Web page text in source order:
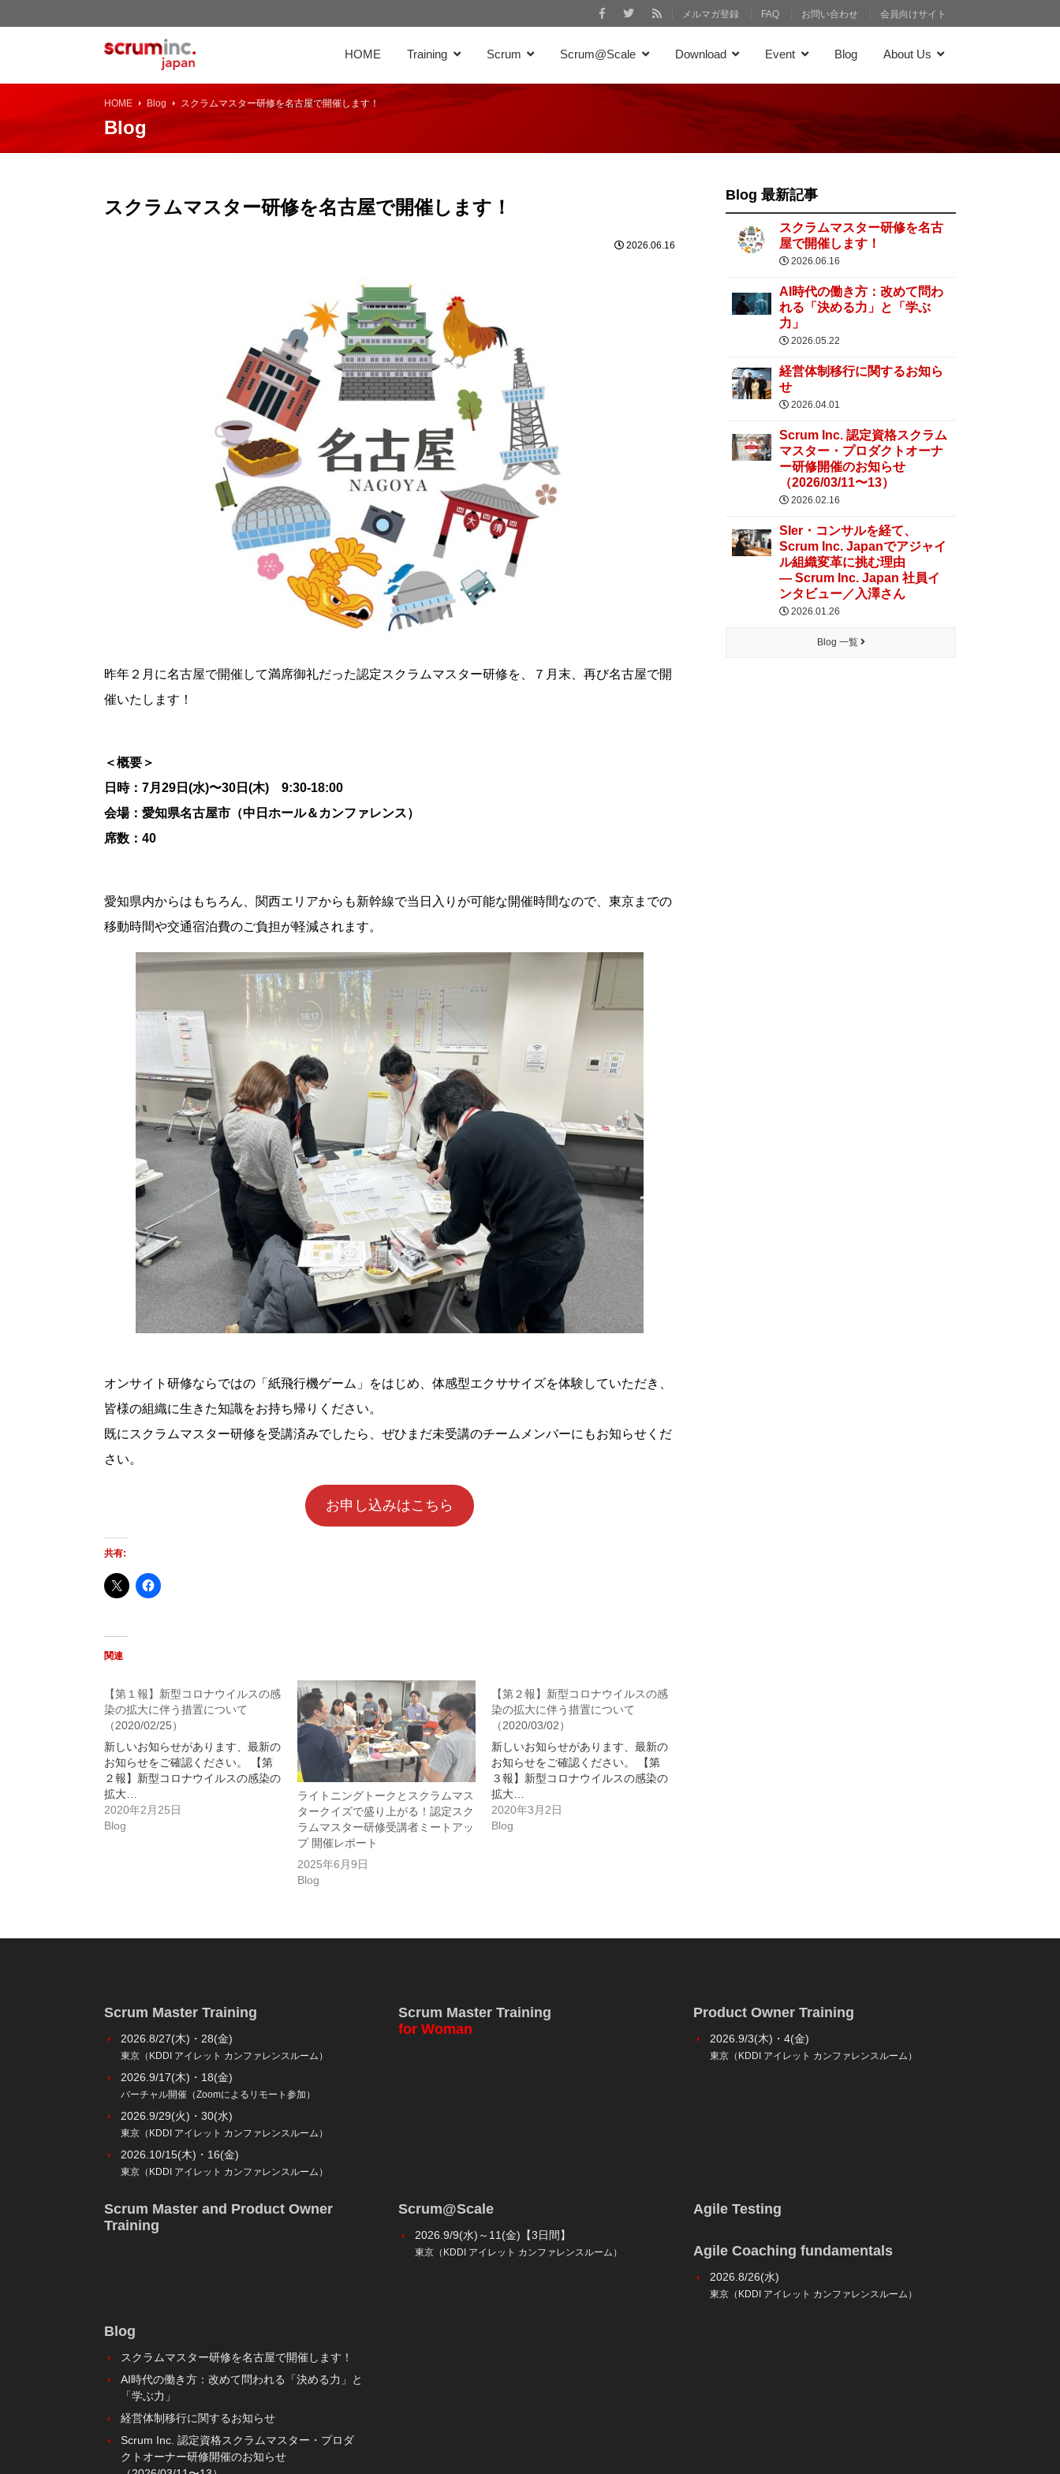
メルマガ登録 FAQ お問い合わせ 会員向けサイト
HOME Training Scrum Scrum@Scale Download Event Blog About Us
HOME Blog スクラムマスター研修を名古屋で開催します！
Blog
スクラムマスター研修を名古屋で開催します！
2026.06.16
昨年２月に名古屋で開催して満席御礼だった認定スクラムマスター研修を、７月末、再び名古屋で開
催いたします！
＜概要＞
日時：7月29日(水)〜30日(木) 9:30-18:00
会場：愛知県名古屋市（中日ホール＆カンファレンス）
席数：40
愛知県内からはもちろん、関西エリアからも新幹線で当日入りが可能な開催時間なので、東京までの
移動時間や交通宿泊費のご負担が軽減されます。
オンサイト研修ならではの「紙飛行機ゲーム」をはじめ、体感型エクササイズを体験していただき、
皆様の組織に生きた知識をお持ち帰りください。
既にスクラムマスター研修を受講済みでしたら、ぜひまだ未受講のチームメンバーにもお知らせくだ
さい。
お申し込みはこちら
共有:
関連
【第１報】新型コロナウイルスの感
染の拡大に伴う措置について
（2020/02/25）
新しいお知らせがあります、最新の
お知らせをご確認ください。 【第
２報】新型コロナウイルスの感染の
拡大…
2020年2月25日
Blog
ライトニングトークとスクラムマス
タークイズで盛り上がる！認定スク
ラムマスター研修受講者ミートアッ
プ 開催レポート
2025年6月9日
Blog
【第２報】新型コロナウイルスの感
染の拡大に伴う措置について
（2020/03/02）
新しいお知らせがあります、最新の
お知らせをご確認ください。 【第
３報】新型コロナウイルスの感染の
拡大…
2020年3月2日
Blog
Blog 最新記事
スクラムマスター研修を名古
屋で開催します！
2026.06.16
AI時代の働き方：改めて問わ
れる「決める力」と「学ぶ
力」
2026.05.22
経営体制移行に関するお知ら
せ
2026.04.01
Scrum Inc. 認定資格スクラム
マスター・プロダクトオーナ
ー研修開催のお知らせ
（2026/03/11〜13）
2026.02.16
SIer・コンサルを経て、
Scrum Inc. Japanでアジャイ
ル組織変革に挑む理由
― Scrum Inc. Japan 社員イ
ンタビュー／入澤さん
2026.01.26
Blog 一覧
Scrum Master Training
2026.8/27(木)・28(金)
東京（KDDI アイレット カンファレンスルーム）
2026.9/17(木)・18(金)
バーチャル開催（Zoomによるリモート参加）
2026.9/29(火)・30(水)
東京（KDDI アイレット カンファレンスルーム）
2026.10/15(木)・16(金)
東京（KDDI アイレット カンファレンスルーム）
Scrum Master Training
for Woman
Product Owner Training
2026.9/3(木)・4(金)
東京（KDDI アイレット カンファレンスルーム）
Scrum Master and Product Owner
Training
Scrum@Scale
2026.9/9(水)～11(金)【3日間】
東京（KDDI アイレット カンファレンスルーム）
Agile Testing
Agile Coaching fundamentals
2026.8/26(水)
東京（KDDI アイレット カンファレンスルーム）
Blog
スクラムマスター研修を名古屋で開催します！
AI時代の働き方：改めて問われる「決める力」と
「学ぶ力」
経営体制移行に関するお知らせ
Scrum Inc. 認定資格スクラムマスター・プロダ
クトオーナー研修開催のお知らせ